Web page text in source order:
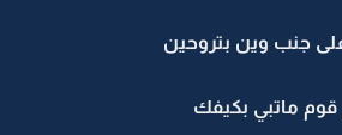
وين بتروحين
ماتبي بكيفك